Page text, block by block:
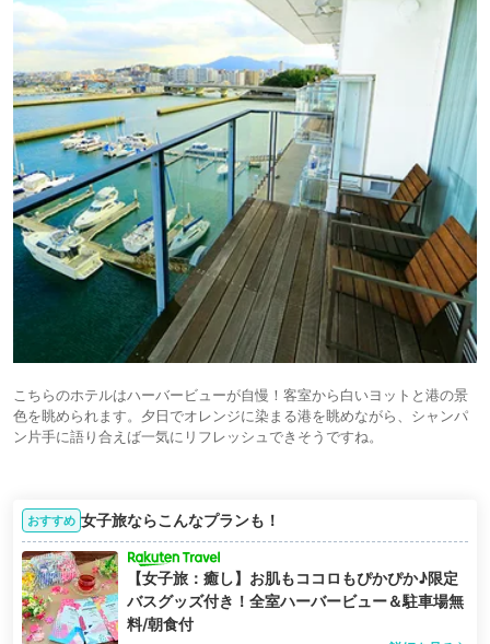
こちらのホテルはハーバービューが自慢！客室から白いヨットと港の景
色を眺められます。夕日でオレンジに染まる港を眺めながら、シャンパ
ン片手に語り合えば一気にリフレッシュできそうですね。
おすすめ 女子旅ならこんなプランも！
【女子旅：癒し】お肌もココロもぴかぴか♪限定
バスグッズ付き！全室ハーバービュー＆駐車場無
料/朝食付